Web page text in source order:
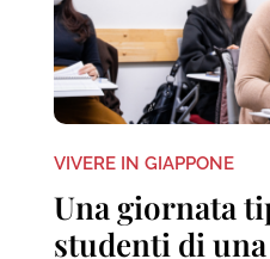
VIVERE IN GIAPPONE
Una giornata
studenti di